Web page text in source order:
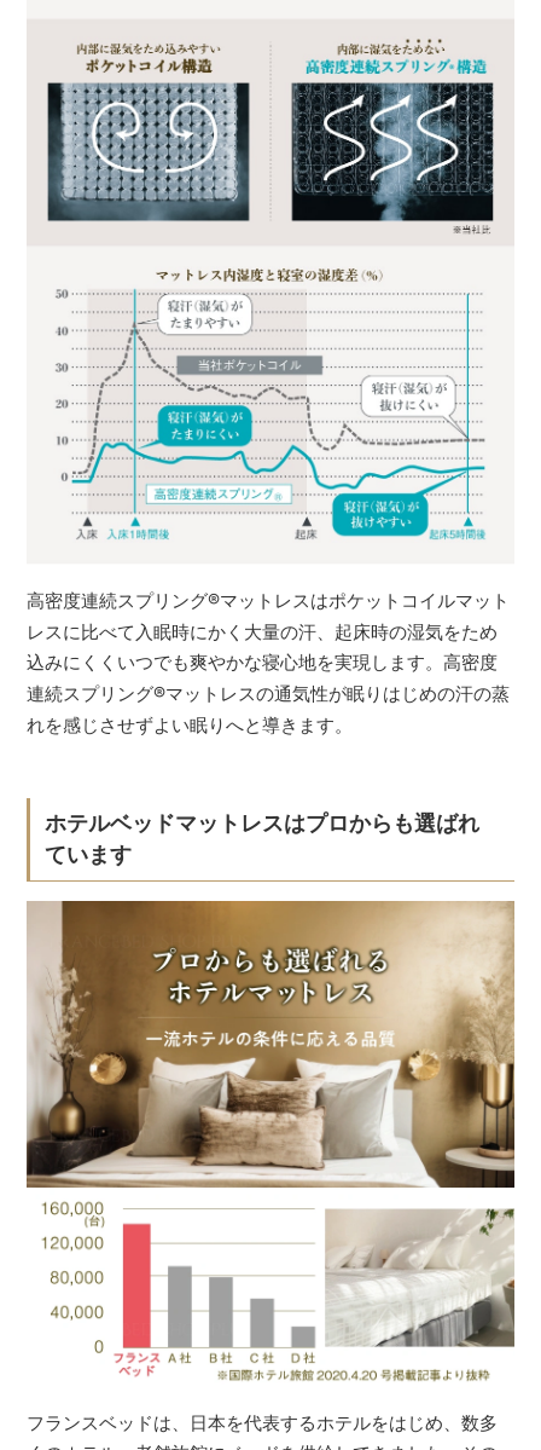
高密度連続スプリング®マットレスはポケットコイルマット
レスに比べて入眠時にかく大量の汗、起床時の湿気をため
込みにくくいつでも爽やかな寝心地を実現します。高密度
連続スプリング®マットレスの通気性が眠りはじめの汗の蒸
れを感じさせずよい眠りへと導きます。
ホテルベッドマットレスはプロからも選ばれ
ています
フランスベッドは、日本を代表するホテルをはじめ、数多